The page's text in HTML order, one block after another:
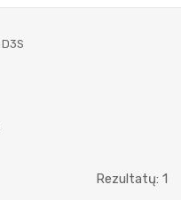
D3S
Rezultatų: 1